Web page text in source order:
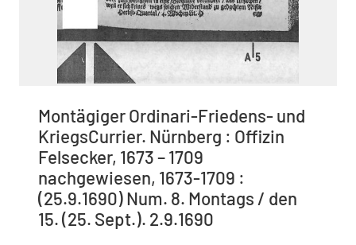
Montägiger Ordinari-Friedens- und
KriegsCurrier. Nürnberg : Offizin
Felsecker, 1673 – 1709
nachgewiesen, 1673-1709 :
(25.9.1690) Num. 8. Montags / den
15. (25. Sept.). 2.9.1690